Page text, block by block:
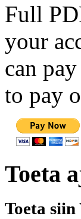
Full
your
can
to pay
Toeta
Toeta siin